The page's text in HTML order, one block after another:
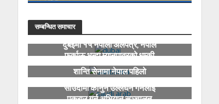
सम्बन्धित समाचार
दुबईमा १५ नेपाली अलपत्र, नेपाल
फर्काऊ भन्दा म्यानपावरको धम्की
शान्ति सेनामा नेपाल पहिलो
साउदीमा कानुन उल्लंघन गर्नेलाई
पक्राउ गर्न अभियान सञ्चालन